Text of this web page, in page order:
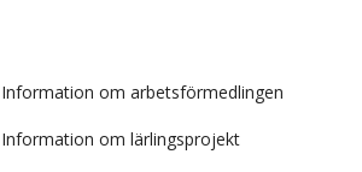
Information om arbetsförmedlingen
Information om lärlingsprojekt